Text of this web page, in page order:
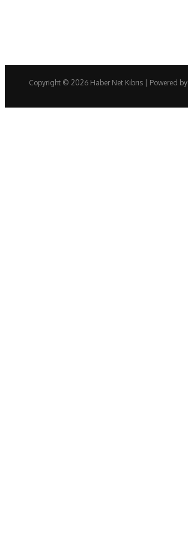
Copyright © 2026 Haber Net Kıbrıs | Powered by